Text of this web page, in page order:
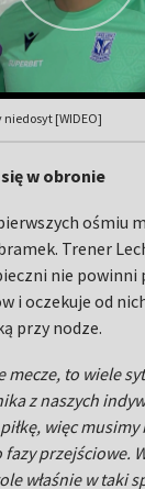
[WIDEO]
w obronie
ośmiu
Trener
nie powinni
i oczekuje od
przy nodze.
mecze, to wiele
z naszych
więc musimy
fazy przejściowe.
właśnie w taki